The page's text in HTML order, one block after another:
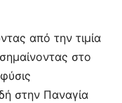
από την τιμία
στο
στην Παναγία